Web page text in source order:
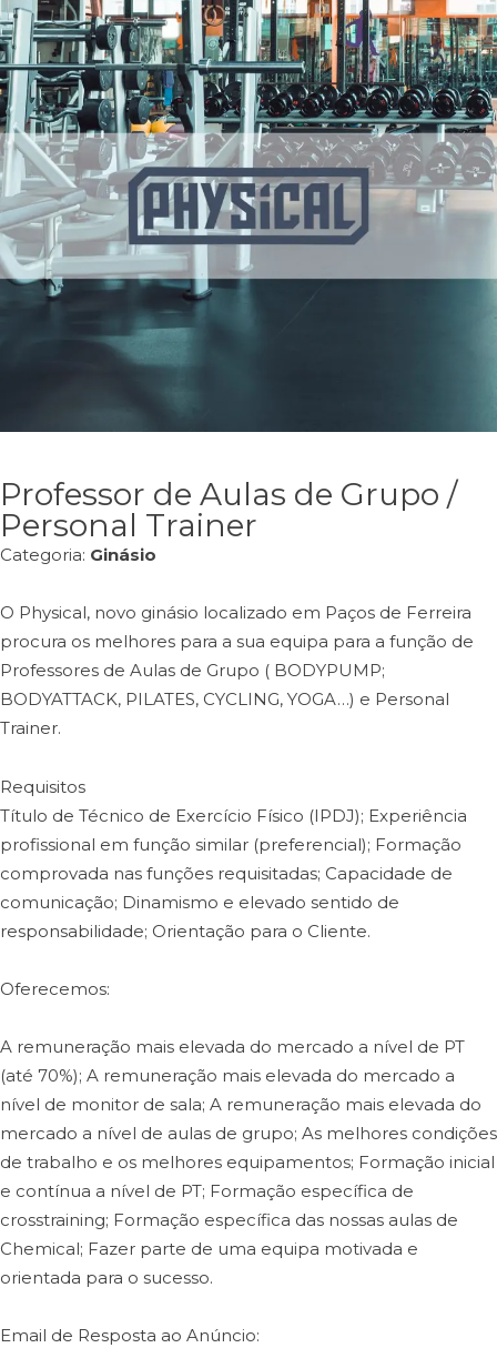
Professor de Aulas de Grupo /
Personal Trainer
Categoria: Ginásio
O Physical, novo ginásio localizado em Paços de Ferreira
procura os melhores para a sua equipa para a função de
Professores de Aulas de Grupo ( BODYPUMP;
BODYATTACK, PILATES, CYCLING, YOGA…) e Personal
Trainer.
Requisitos
Título de Técnico de Exercício Físico (IPDJ); Experiência
profissional em função similar (preferencial); Formação
comprovada nas funções requisitadas; Capacidade de
comunicação; Dinamismo e elevado sentido de
responsabilidade; Orientação para o Cliente.
Oferecemos:
A remuneração mais elevada do mercado a nível de PT
(até 70%); A remuneração mais elevada do mercado a
nível de monitor de sala; A remuneração mais elevada do
mercado a nível de aulas de grupo; As melhores condições
de trabalho e os melhores equipamentos; Formação inicial
e contínua a nível de PT; Formação específica de
crosstraining; Formação específica das nossas aulas de
Chemical; Fazer parte de uma equipa motivada e
orientada para o sucesso.
Email de Resposta ao Anúncio: